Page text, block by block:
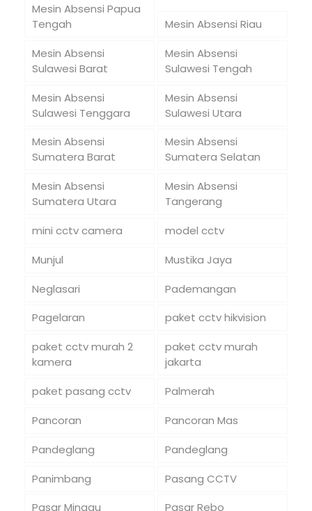
Mesin Absensi Papua
Tengah
Mesin Absensi Riau
Mesin Absensi
Sulawesi Barat
Mesin Absensi
Sulawesi Tengah
Mesin Absensi
Sulawesi Tenggara
Mesin Absensi
Sulawesi Utara
Mesin Absensi
Sumatera Barat
Mesin Absensi
Sumatera Selatan
Mesin Absensi
Sumatera Utara
Mesin Absensi
Tangerang
mini cctv camera
model cctv
Munjul
Mustika Jaya
Neglasari
Pademangan
Pagelaran
paket cctv hikvision
paket cctv murah 2
kamera
paket cctv murah
jakarta
paket pasang cctv
Palmerah
Pancoran
Pancoran Mas
Pandeglang
Pandeglang
Panimbang
Pasang CCTV
Pasar Minggu
Pasar Rebo